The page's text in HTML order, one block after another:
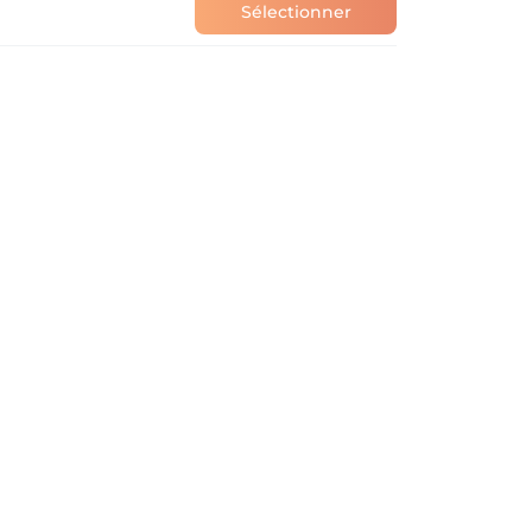
Sélectionner